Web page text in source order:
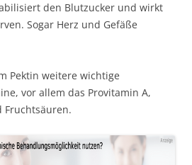
den Blutzucker und wirkt
Sogar Herz und Gefäße
Pektin weitere wichtige
vor allem das Provitamin A,
Fruchtsäuren.